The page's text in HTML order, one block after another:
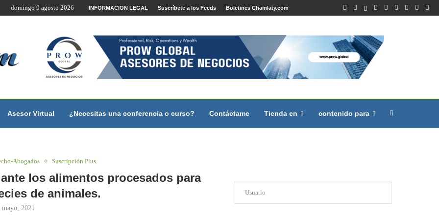
estudiantes...
domingo 9 agosto 2026 INFORMACION LEGAL Suscríbete a los Feeds Boletines Chamlaty.com
Asesor Virtual ¿Necesitas una conferencia o curso? Contáctame Tienda en contenido para
Abogados Suscripción Plus
los alimentos procesados para
de animales.
mayo, 2021